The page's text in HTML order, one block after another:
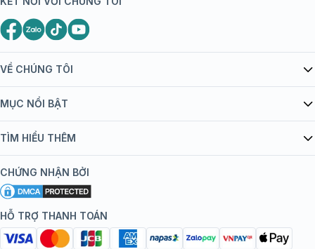
VỀ CHÚNG TÔI
Giới thiệu Tiêm Chủng FPT Long Châu
bán hàng
Chính sách nội dung
Chính sách bảo mật
Chính sách bảo mật dữ liệu cá nhân
MỤC NỔI BẬT
Danh mục vắc xin
Đội ngũ bác sĩ, chuyên gia
Hệ thống trung tâm tiêm chủng
TÌM HIỂU THÊM
Khuyến mãi
Tôi nên tiêm gì?
Tiêm chủng đi nước ngoài
CHỨNG NHẬN BỞI
HỖ TRỢ THANH TOÁN